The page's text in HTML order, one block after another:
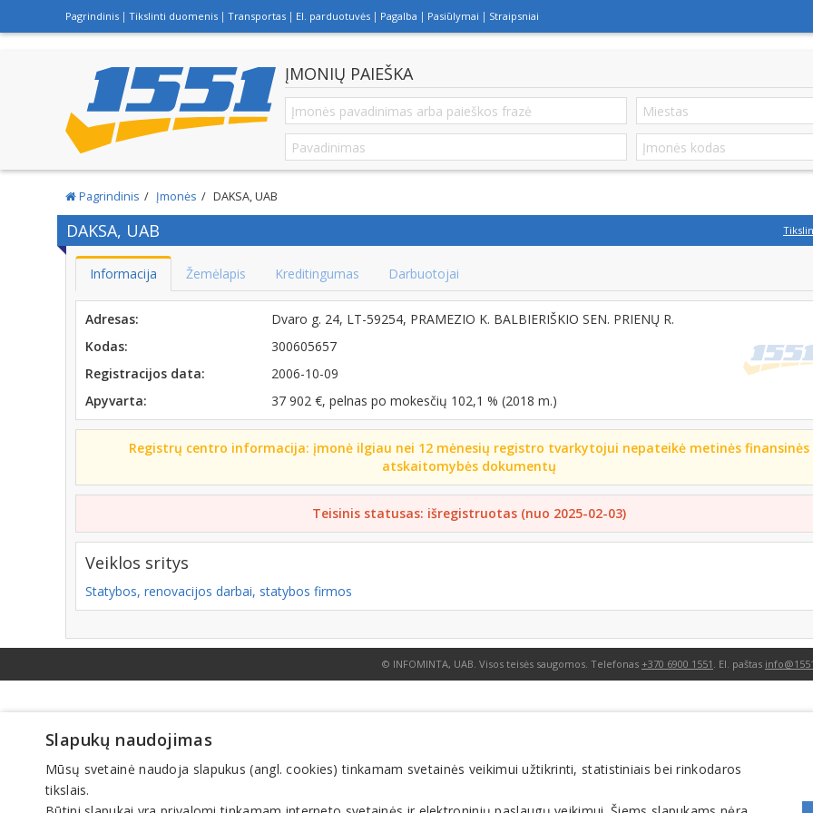
Pagrindinis Tikslinti duomenis Transportas El. parduotuvės Pagalba Pasiūlymai Straipsniai
ĮMONIŲ PAIEŠKA
Pagrindinis Įmonės DAKSA, UAB
DAKSA, UAB
Informacija Žemėlapis Kreditingumas Darbuotojai
Adresas:
Dvaro g. 24, LT-59254, PRAMEZIO K. BALBIERIŠKIO SEN. PRIENŲ R.
Kodas:
300605657
Registracijos data:
2006-10-09
Apyvarta:
37 902 €, pelnas po mokesčių 102,1 % (2018 m.)
Registrų centro informacija: įmonė ilgiau nei 12 mėnesių registro tvarkytojui nepateikė metinės finansinės
atskaitomybės dokumentų
Teisinis statusas: išregistruotas (nuo 2025-02-03)
Veiklos sritys
Statybos, renovacijos darbai, statybos firmos
© INFOMINTA, UAB. Visos teisės saugomos. Telefonas +370 6900 1551 . El. paštas
Slapukų naudojimas
Mūsų svetainė naudoja slapukus (angl. cookies) tinkamam svetainės veikimui užtikrinti, statistiniais bei rinkodaros
tikslais.